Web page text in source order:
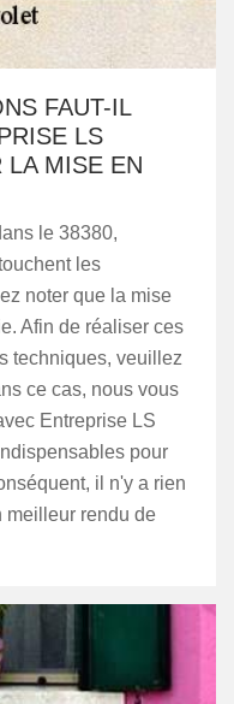
FAUT-IL
LS
LA MISE EN
le 38380,
les
noter que la mise
Afin de réaliser ces
techniques, veuillez
ce cas, nous vous
Entreprise LS
pour
il n'y a rien
meilleur rendu de